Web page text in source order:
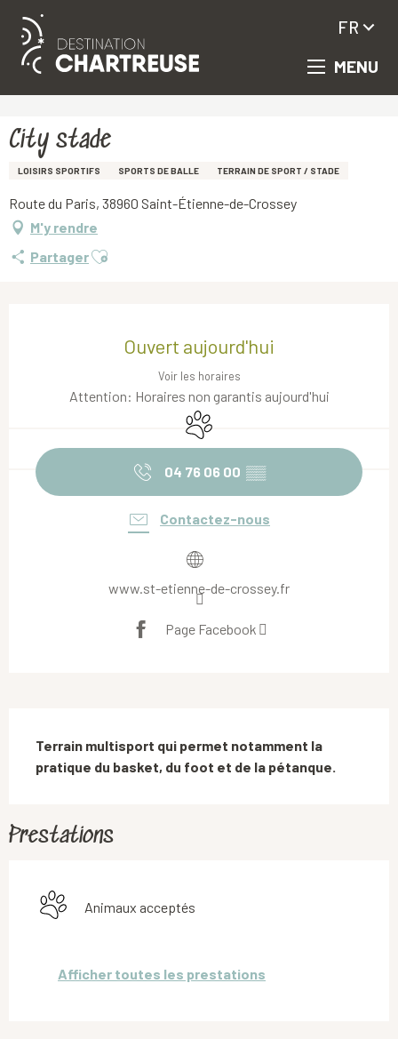
Aller
principal
MENU
FR
City stade
LOISIRS SPORTIFS SPORTS DE BALLE TERRAIN DE SPORT / STADE
Route du Paris, 38960 Saint-Étienne-de-Crossey
M'y rendre
PartagerAjouter aux favoris
Ouvert aujourd'hui
Voir les horaires
Attention: Horaires non garantis aujourd'hui
Animaux acceptés
04 76 06 00 ▒▒
Contactez-nous
www.st-etienne-de-crossey.fr
Page Facebook
Terrain multisport qui permet notamment la
pratique du basket, du foot et de la pétanque.
Prestations
Animaux acceptés
Afficher toutes les prestations